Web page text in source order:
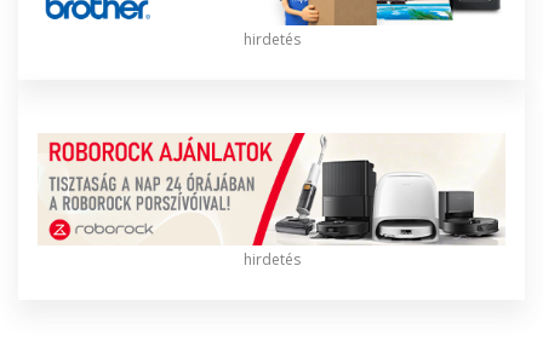
hirdetés
hirdetés